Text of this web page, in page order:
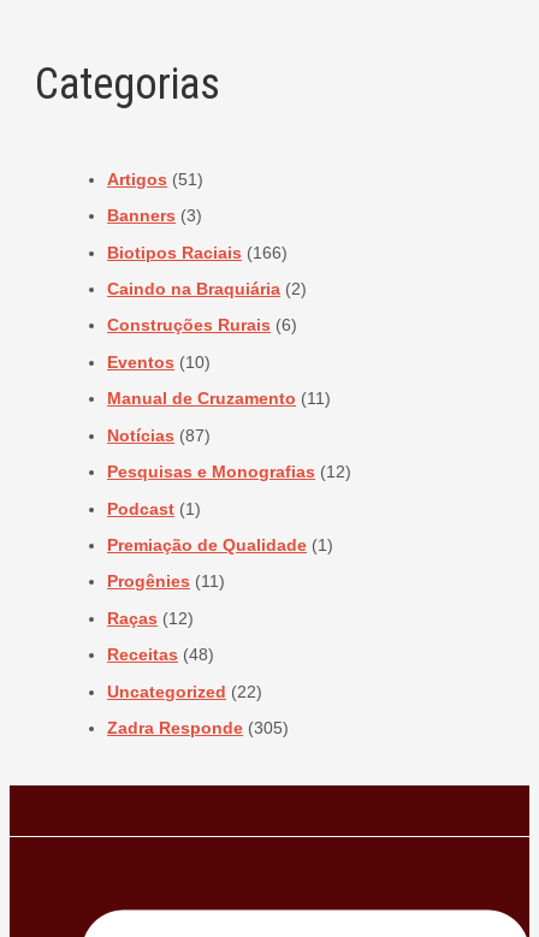
Categorias
Artigos (51)
Banners (3)
Biotipos Raciais (166)
Caindo na Braquiária (2)
Construções Rurais (6)
Eventos (10)
Manual de Cruzamento (11)
Notícias (87)
Pesquisas e Monografias (12)
Podcast (1)
Premiação de Qualidade (1)
Progênies (11)
Raças (12)
Receitas (48)
Uncategorized (22)
Zadra Responde (305)